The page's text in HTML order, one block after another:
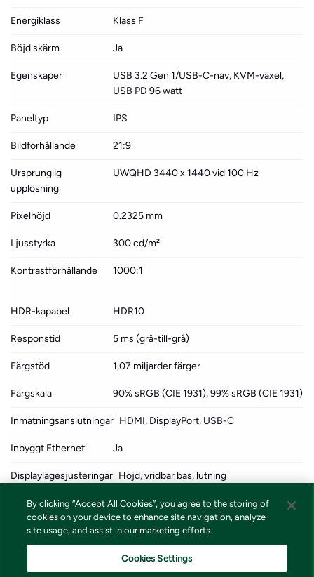
Energiklass Klass F
Böjd skärm Ja
Egenskaper
USB 3.2 Gen 1/USB-C-nav, KVM-växel,
USB PD 96 watt
Paneltyp IPS
Bildförhållande 21:9
Ursprunglig
upplösning
UWQHD 3440 x 1440 vid 100 Hz
Pixelhöjd 0.2325 mm
Ljusstyrka 300 cd/m²
Kontrastförhållande 1000:1
HDR-kapabel HDR10
Responstid 5 ms (grå-till-grå)
Färgstöd 1,07 miljarder färger
Färgskala 90% sRGB (CIE 1931), 99% sRGB (CIE 1931)
Inmatningsanslutningar HDMI, DisplayPort, USB-C
Inbyggt Ethernet Ja
Displaylägesjusteringar Höjd, vridbar bas, lutning
Spänning AC 100-240 V (50/60 Hz)
Dimensioner (BxDxH)
- med ställ
81.67 cm x 23 cm x 53.52 cm
Vikt 10.1 kg
By clicking “Accept All Cookies”, you agree to the storing of
cookies on your device to enhance site navigation, analyze
site usage, and assist in our marketing efforts.
Cookies Settings